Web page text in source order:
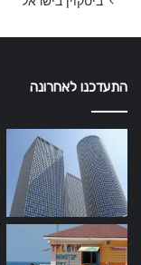
התעדכנו לאחרונה